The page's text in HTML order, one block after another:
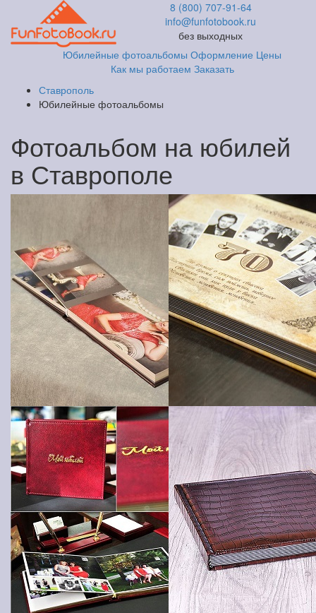
8 (800) 707-91-64
info@funfotobook.ru
без выходных
Юбилейные фотоальбомы Оформление Цены
Как мы работаем Заказать
Ставрополь
Юбилейные фотоальбомы
Фотоальбом на юбилей
в Ставрополе